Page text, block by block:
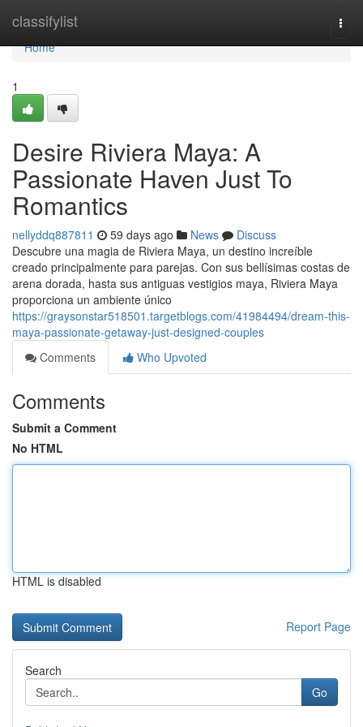
classifylist
Home
Home
1
Desire Riviera Maya: A
Passionate Haven Just To
Romantics
nellyddq887811 59 days ago News
Discuss
Descubre una magia de Riviera Maya, un destino increíble
creado principalmente para parejas. Con sus bellísimas costas de
arena dorada, hasta sus antiguas vestigios maya, Riviera Maya
proporciona un ambiente único
https://graysonstar518501.targetblogs.com/41984494/dream-this-
maya-passionate-getaway-just-designed-couples
Comments
Who Upvoted
Comments
Submit a Comment
No HTML
HTML is disabled
Report Page
Search
Go